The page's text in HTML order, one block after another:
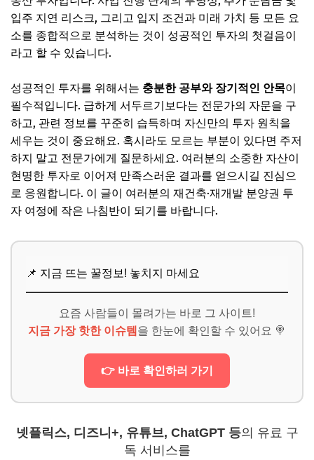
입주 지연 리스크, 그리고 입지 조건과 미래 가치 등 모든 요
소를 종합적으로 분석하는 것이 성공적인 투자의 첫걸음이
라고 할 수 있습니다.
성공적인 투자를 위해서는 충분한 공부와 장기적인 안목이
필수적입니다. 급하게 서두르기보다는 전문가의 자문을 구
하고, 관련 정보를 꾸준히 습득하며 자신만의 투자 원칙을
세우는 것이 중요해요. 혹시라도 모르는 부분이 있다면 주저
하지 말고 전문가에게 질문하세요. 여러분의 소중한 자산이
현명한 투자로 이어져 만족스러운 결과를 얻으시길 진심으
로 응원합니다. 이 글이 여러분의 재건축·재개발 분양권 투
자 여정에 작은 나침반이 되기를 바랍니다.
📌 지금 뜨는 꿀정보! 놓치지 마세요
요즘 사람들이 몰려가는 바로 그 사이트!
지금 가장 핫한 이슈템 을 한눈에 확인할 수 있어요 🍭
👉 바로 확인하러 가기
넷플릭스, 디즈니+, 유튜브, ChatGPT 등의 유료 구
독 서비스를